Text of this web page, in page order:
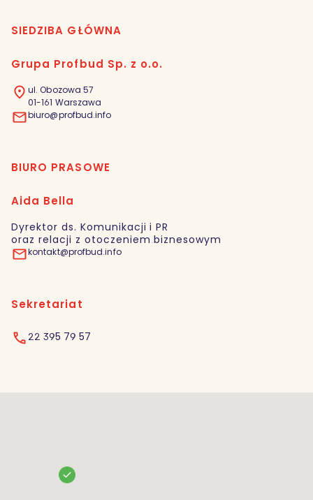
SIEDZIBA GŁÓWNA
Grupa Profbud Sp. z o.o.
ul. Obozowa 57
01-161 Warszawa
biuro@profbud.info
BIURO PRASOWE
Aida Bella
Dyrektor ds. Komunikacji i PR
oraz relacji z otoczeniem biznesowym
kontakt@profbud.info
Sekretariat
22 395 79 57